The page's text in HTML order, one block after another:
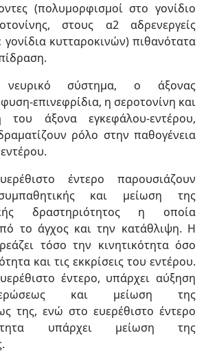
(πολυμορφισμοί στο γονίδιο
στους α2 αδρενεργείς
γονίδια κυτταροκινών) πιθανότατα
σύστημα, ο άξονας
επινεφρίδια, η σεροτονίνη και
άξονα εγκεφάλου-εντέρου,
ρόλο στην παθογένεια
έντερο παρουσιάζουν
και μείωση της
δραστηριότητος η οποία
το άγχος και την κατάθλιψη. Η
τόσο την κινητικότητα όσο
και τις εκκρίσεις του εντέρου.
έντερο, υπάρχει αύξηση
και μείωση της
της, ενώ στο ευερέθιστο έντερο
υπάρχει μείωση της